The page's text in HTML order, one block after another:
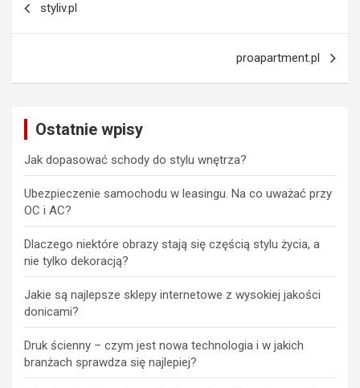
wpisu
styliv.pl
proapartment.pl
Ostatnie wpisy
Jak dopasować schody do stylu wnętrza?
Ubezpieczenie samochodu w leasingu. Na co uważać przy
OC i AC?
Dlaczego niektóre obrazy stają się częścią stylu życia, a
nie tylko dekoracją?
Jakie są najlepsze sklepy internetowe z wysokiej jakości
donicami?
Druk ścienny – czym jest nowa technologia i w jakich
branżach sprawdza się najlepiej?